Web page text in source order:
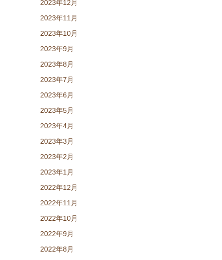
2023年12月
2023年11月
2023年10月
2023年9月
2023年8月
2023年7月
2023年6月
2023年5月
2023年4月
2023年3月
2023年2月
2023年1月
2022年12月
2022年11月
2022年10月
2022年9月
2022年8月